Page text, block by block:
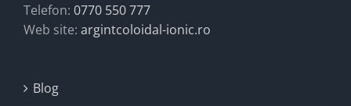
Telefon: 0770 550 777
Web site: argintcoloidal-ionic.ro
Blog